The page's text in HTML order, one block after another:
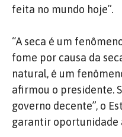
feita no mundo hoje”.
“A seca é um
fome por causa da
natural, é um
afirmou o presidente.
governo decente”, o
garantir oportunidade